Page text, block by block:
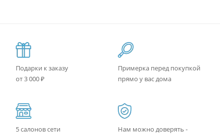
Подарки к заказу
от 3 000 ₽
Примерка перед покупкой
прямо у вас дома
5 салонов сети
Нам можно доверять -